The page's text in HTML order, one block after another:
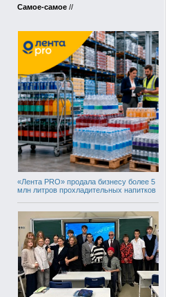
Самое-самое //
«Лента PRO» продала бизнесу более 5
млн литров прохладительных напитков